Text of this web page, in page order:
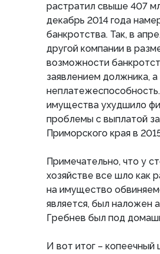
растратил свыше 407
декабрь 2014 года
банкротства. Так, в
другой компании в
возможности
заявлением должника,
имущества ухудшило
проблемы с выплатой
Приморского края в
Примечательно, что у
хозяйстве все шло как
на имущество
является, был наложен
Гребнев был под
И вот итог –